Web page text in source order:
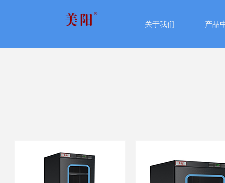
关于我们 产品